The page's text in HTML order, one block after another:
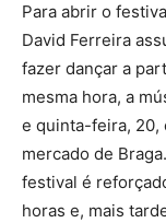
Para abrir o
David Ferreira
fazer dançar a
mesma hora, a
e quinta-feira, 20,
mercado de
festival é
horas e, mais